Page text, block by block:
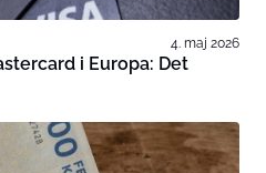
4. maj 2026
i Europa: Det